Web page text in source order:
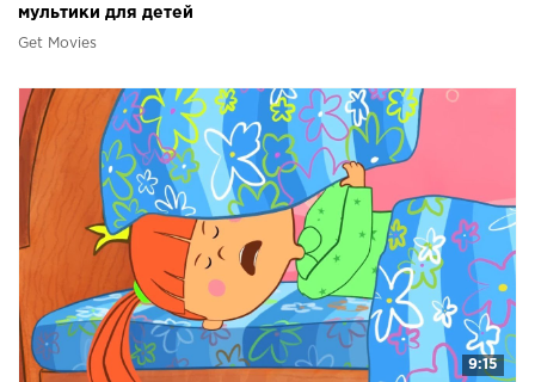
мультики для детей
Get Movies
9:15